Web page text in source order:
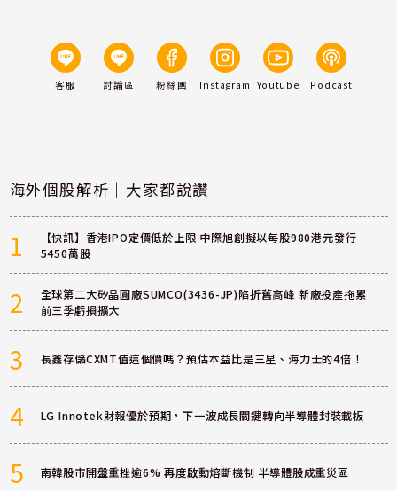
客服 討論區 粉絲團 Instagram Youtube Podcast
海外個股解析｜大家都說讚
1
【快訊】香港IPO定價低於上限 中際旭創擬以每股980港元發行
5450萬股
2
全球第二大矽晶圓廠SUMCO(3436-JP)陷折舊高峰 新廠投產拖累
前三季虧損擴大
3 長鑫存儲CXMT值這個價嗎？預估本益比是三星、海力士的4倍！
4 LG Innotek財報優於預期，下一波成長關鍵轉向半導體封裝載板
5 南韓股市開盤重挫逾6% 再度啟動熔斷機制 半導體股成重災區